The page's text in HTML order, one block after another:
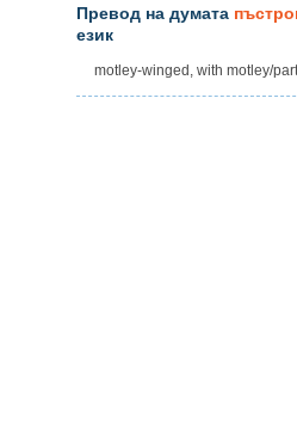
Превод на думата
език
motley-winged, with motley/